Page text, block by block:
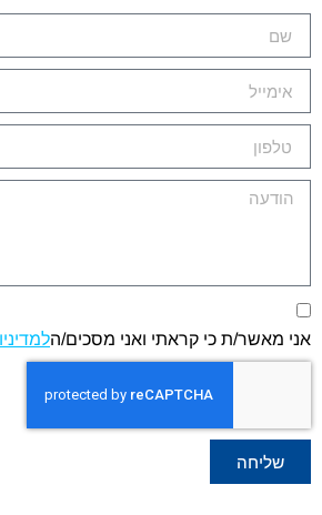
אני מאשר/ת כי קראתי ואני מסכים/ה
שליחה